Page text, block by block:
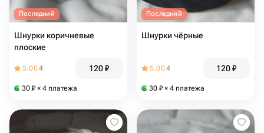
Последний
Шнурки коричневые
плоские
5.004 120₽
30 ₽ × 4 платежа
Последний
Шнурки чёрные
5.004 120₽
30 ₽ × 4 платежа